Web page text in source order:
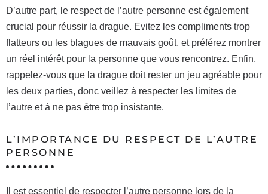
D’autre part, le respect de l’autre personne est également
crucial pour réussir la drague. Evitez les compliments trop
flatteurs ou les blagues de mauvais goût, et préférez montrer
un réel intérêt pour la personne que vous rencontrez. Enfin,
rappelez-vous que la drague doit rester un jeu agréable pour
les deux parties, donc veillez à respecter les limites de
l’autre et à ne pas être trop insistante.
L’IMPORTANCE DU RESPECT DE L’AUTRE
PERSONNE
Il est essentiel de respecter l’autre personne lors de la